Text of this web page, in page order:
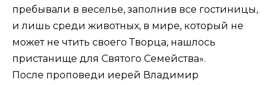
пребывали в веселье, заполнив все гостиницы,
и лишь среди животных, в мире, который не
может не чтить своего Творца, нашлось
пристанище для Святого Семейства».
После проповеди иерей Владимир